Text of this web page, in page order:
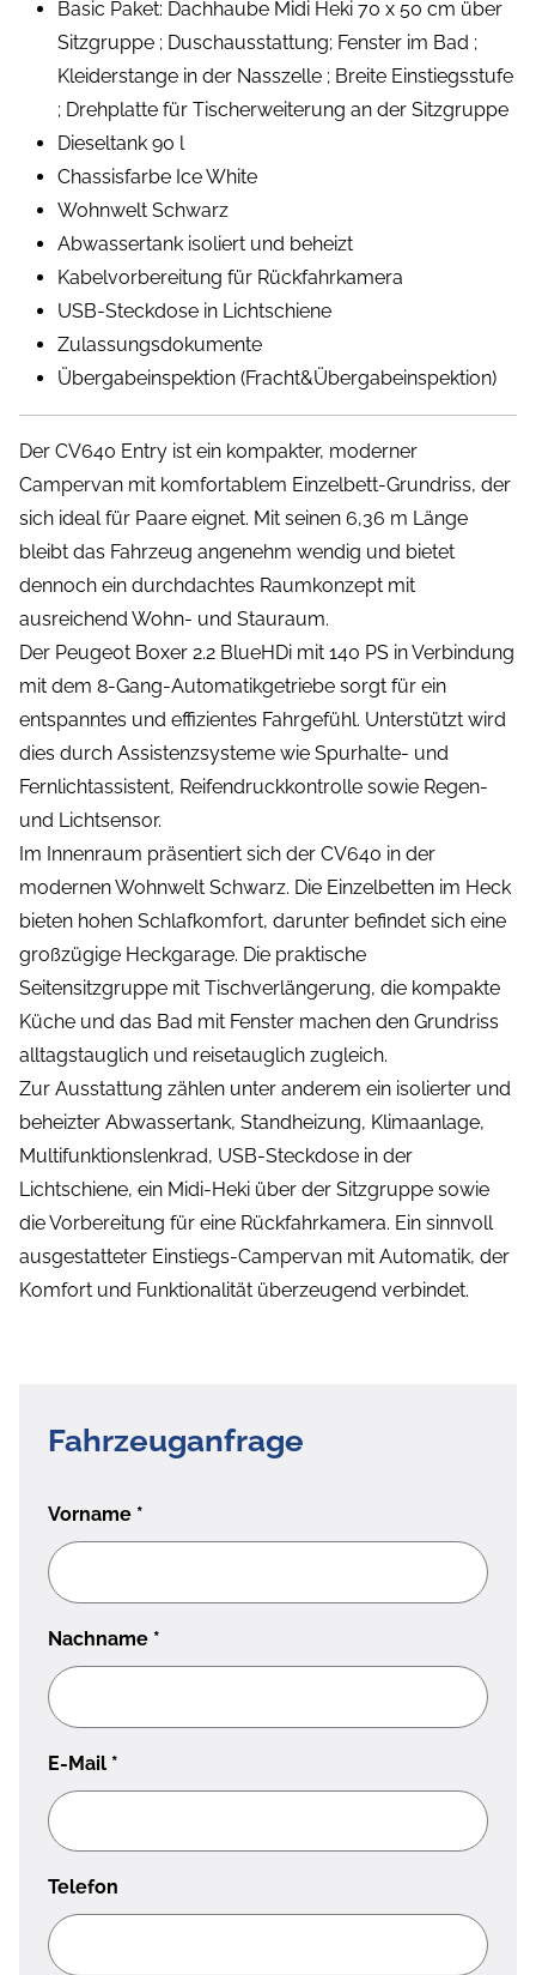
Basic Paket: Dachhaube Midi Heki 70 x 50 cm über
Sitzgruppe ; Duschausstattung; Fenster im Bad ;
Kleiderstange in der Nasszelle ; Breite Einstiegsstufe
; Drehplatte für Tischerweiterung an der Sitzgruppe
Dieseltank 90 l
Chassisfarbe Ice White
Wohnwelt Schwarz
Abwassertank isoliert und beheizt
Kabelvorbereitung für Rückfahrkamera
USB-Steckdose in Lichtschiene
Zulassungsdokumente
Übergabeinspektion (Fracht&Übergabeinspektion)
Der CV640 Entry ist ein kompakter, moderner
Campervan mit komfortablem Einzelbett-Grundriss, der
sich ideal für Paare eignet. Mit seinen 6,36 m Länge
bleibt das Fahrzeug angenehm wendig und bietet
dennoch ein durchdachtes Raumkonzept mit
ausreichend Wohn- und Stauraum.
Der Peugeot Boxer 2.2 BlueHDi mit 140 PS in Verbindung
mit dem 8-Gang-Automatikgetriebe sorgt für ein
entspanntes und effizientes Fahrgefühl. Unterstützt wird
dies durch Assistenzsysteme wie Spurhalte- und
Fernlichtassistent, Reifendruckkontrolle sowie Regen-
und Lichtsensor.
Im Innenraum präsentiert sich der CV640 in der
modernen Wohnwelt Schwarz. Die Einzelbetten im Heck
bieten hohen Schlafkomfort, darunter befindet sich eine
großzügige Heckgarage. Die praktische
Seitensitzgruppe mit Tischverlängerung, die kompakte
Küche und das Bad mit Fenster machen den Grundriss
alltagstauglich und reisetauglich zugleich.
Zur Ausstattung zählen unter anderem ein isolierter und
beheizter Abwassertank, Standheizung, Klimaanlage,
Multifunktionslenkrad, USB-Steckdose in der
Lichtschiene, ein Midi-Heki über der Sitzgruppe sowie
die Vorbereitung für eine Rückfahrkamera. Ein sinnvoll
ausgestatteter Einstiegs-Campervan mit Automatik, der
Komfort und Funktionalität überzeugend verbindet.
Fahrzeuganfrage
Vorname *
Nachname *
E-Mail *
Telefon